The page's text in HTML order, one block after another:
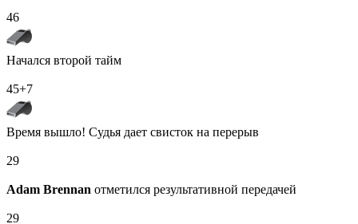
46
Начался второй тайм
45+7
Время вышло! Судья дает свисток на перерыв
29
Adam Brennan отметился результативной передачей
29